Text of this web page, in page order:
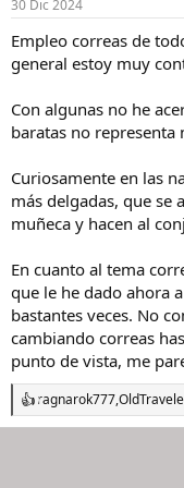
e
s
30 Dic 2024
Empleo correas de
general estoy muy
Con algunas no he
baratas no
Curiosamente en las
más delgadas, que se
muñeca y hacen al
En cuanto al tema
que le he dado ahora
bastantes veces. No
cambiando correas
punto de vista, me
R
e
ragnarok777,